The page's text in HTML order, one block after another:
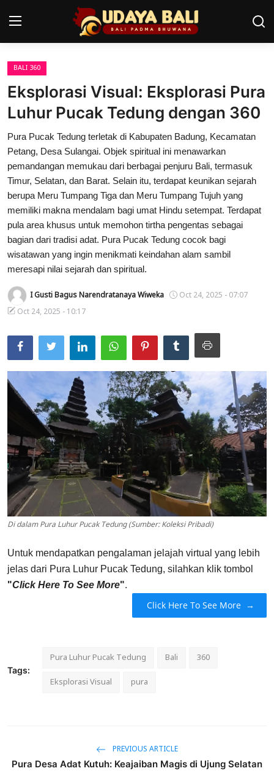
Home
Pura
Desa Adat
Tradisi
Kearifan lokal
Alam Bali
Seni
Kisah
Usadha
BALI 360
Eksplorasi Visual: Eksplorasi Pura
Luhur Pucak Tedung dengan 360
Pura Pucak Tedung terletak di Kabupaten Badung, Kecamatan
Petang, Desa Sulangai. Objek spiritual ini menawarkan
pemandangan memukau dari berbagai penjuru Bali, termasuk
Timur, Selatan, dan Barat. Selain itu, terdapat keunikan sejarah
berupa Meru Tumpang Tiga dan Meru Tumpang Tujuh yang
memiliki makna mendalam bagi umat Hindu setempat. Terdapat
pula area khusus untuk memohon tirtha pengentas sebagai
bagian dari tradisi adat. Pura Pucak Tedung cocok bagi
wisatawan yang ingin menikmati keindahan alam sambil
meresapi nilai sejarah dan spiritual.
I Gusti Bagus Narendratanaya Wiweka
Oct 24, 2025 - 07:07
Oct 24, 2025 - 10:17
Di dalam Pura Luhur Pucak Tedung (Sumber: Koleksi Pribadi)
Untuk mendapatkan pengalaman jelajah virtual yang lebih
jelas dari Pura Luhur Pucak Tedung, silahkan klik tombol
"Click Here To See More".
Click Here To See More →
Tags:
Pura Luhur Pucak Tedung Bali
360
Eksplorasi Visual
pura
PREVIOUS ARTICLE
Pura Desa Adat Kutuh: Keajaiban Magis di Ujung Selatan